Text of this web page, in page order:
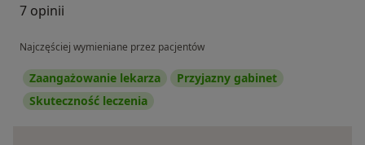
7 opinii
Najczęściej wymieniane przez pacjentów
Zaangażowanie lekarza
Przyjazny gabinet
Skuteczność leczenia